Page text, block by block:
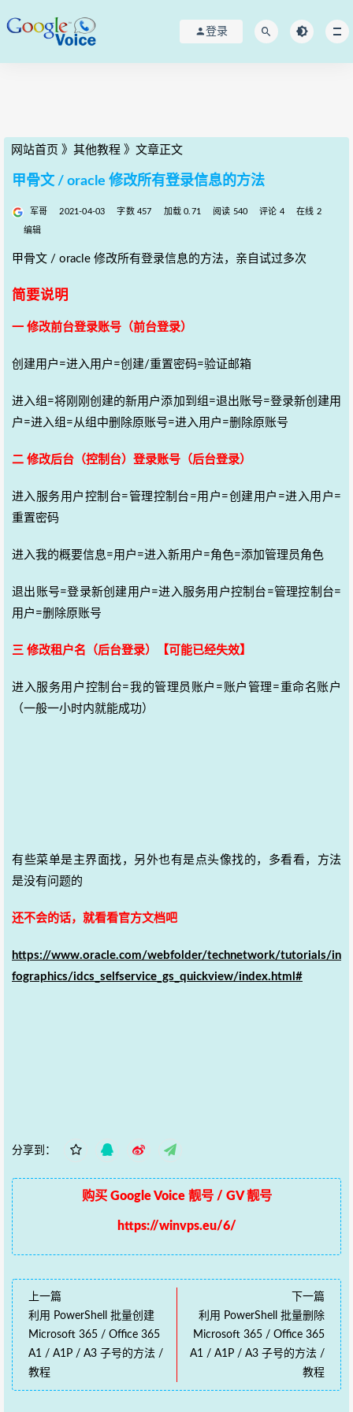
登录
网站首页 》 其他教程 》 文章正文
甲骨文 / oracle 修改所有登录信息的方法
军哥 2021-04-03 字数 457 加载 0.71 阅读 540 评论 4 在线 2
编辑
甲骨文 / oracle 修改所有登录信息的方法，亲自试过多次
简要说明
一 修改前台登录账号（前台登录）
创建用户=进入用户=创建/重置密码=验证邮箱
进入组=将刚刚创建的新用户添加到组=退出账号=登录新创建用
户=进入组=从组中删除原账号=进入用户=删除原账号
二 修改后台（控制台）登录账号（后台登录）
进入服务用户控制台=管理控制台=用户=创建用户=进入用户=
重置密码
进入我的概要信息=用户=进入新用户=角色=添加管理员角色
退出账号=登录新创建用户=进入服务用户控制台=管理控制台=
用户=删除原账号
三 修改租户名（后台登录）【可能已经失效】
进入服务用户控制台=我的管理员账户=账户管理=重命名账户
（一般一小时内就能成功）
有些菜单是主界面找，另外也有是点头像找的，多看看，方法
是没有问题的
还不会的话，就看看官方文档吧
https://www.oracle.com/webfolder/technetwork/tutorials/in
fographics/idcs_selfservice_gs_quickview/index.html#
分享到：
购买 Google Voice 靓号 / GV 靓号
https://winvps.eu/6/
上一篇
利用 PowerShell 批量创建
Microsoft 365 / Office 365
A1 / A1P / A3 子号的方法 /
教程
下一篇
利用 PowerShell 批量删除
Microsoft 365 / Office 365
A1 / A1P / A3 子号的方法 /
教程